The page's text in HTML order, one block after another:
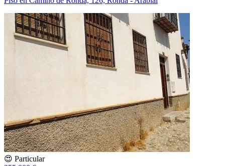
😍 Particular